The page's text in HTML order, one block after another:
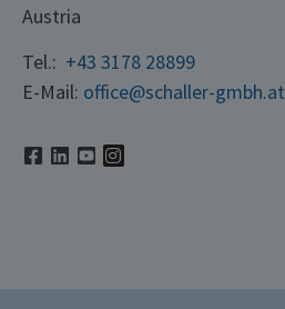
Austria
Tel.: +43 3178 28899
E-Mail: office@schaller-gmbh.at